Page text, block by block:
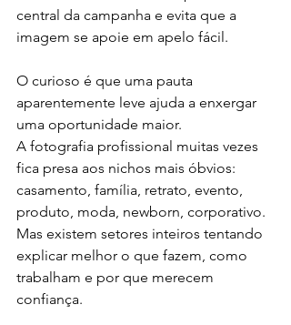
central da campanha e evita que a
imagem se apoie em apelo fácil.
O curioso é que uma pauta
aparentemente leve ajuda a enxergar
uma oportunidade maior.
A fotografia profissional muitas vezes
fica presa aos nichos mais óbvios:
casamento, família, retrato, evento,
produto, moda, newborn, corporativo.
Mas existem setores inteiros tentando
explicar melhor o que fazem, como
trabalham e por que merecem
confiança.